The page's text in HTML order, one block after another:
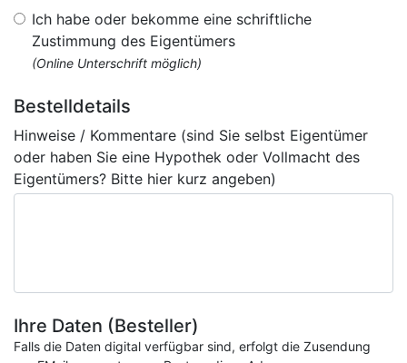
Ich habe oder bekomme eine schriftliche
Zustimmung des Eigentümers
(Online Unterschrift möglich)
Bestelldetails
Hinweise / Kommentare (sind Sie selbst Eigentümer
oder haben Sie eine Hypothek oder Vollmacht des
Eigentümers? Bitte hier kurz angeben)
Ihre Daten (Besteller)
Falls die Daten digital verfügbar sind, erfolgt die Zusendung